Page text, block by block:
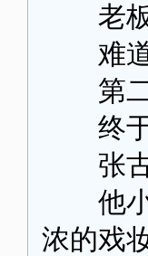
老板
难道
第二
终于
张古
他小
浓的戏